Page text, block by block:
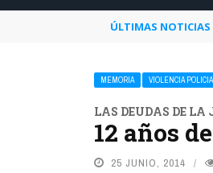
ÚLTIMAS NOTICIAS
MEMORIA VIOLENCIA
LAS DEUDAS DE
12 años
25 JUNIO, 2014